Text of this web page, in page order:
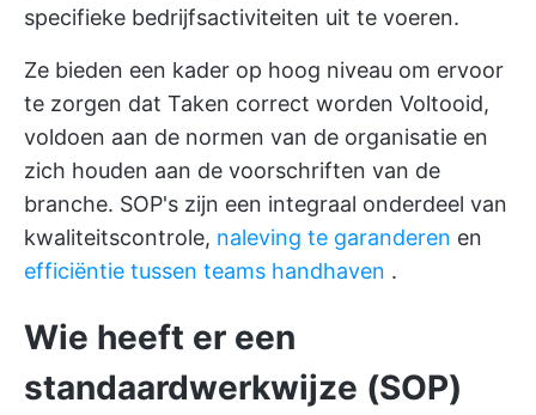
specifieke bedrijfsactiviteiten uit te voeren.
Ze bieden een kader op hoog niveau om ervoor
te zorgen dat Taken correct worden Voltooid,
voldoen aan de normen van de organisatie en
zich houden aan de voorschriften van de
branche. SOP's zijn een integraal onderdeel van
kwaliteitscontrole, naleving te garanderen en
efficiëntie tussen teams handhaven .
Wie heeft er een
standaardwerkwijze (SOP)